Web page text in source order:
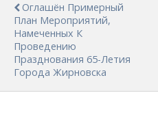
Оглашён Примерный
План Мероприятий,
Намеченных К
Проведению
Празднования 65-Летия
Города Жирновска